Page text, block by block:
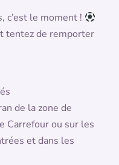
c’est le moment !
tentez de remporter
de la zone de
Carrefour ou sur les
et dans les